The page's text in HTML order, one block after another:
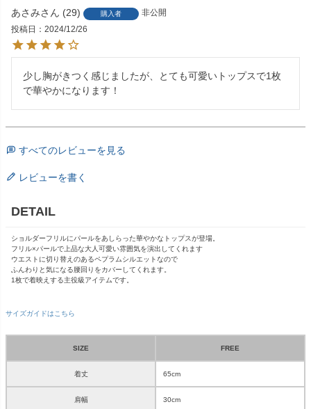
あさみ 29 購入者
非公開
投稿日
2024/12/26
少し胸がきつく感じましたが、とても可愛いトップスで1枚
で華やかになります！
すべてのレビューを見る
レビューを書く
DETAIL
ショルダーフリルにパールをあしらった華やかなトップスが登場。
フリル×パールで上品な大人可愛い雰囲気を演出してくれます
ウエストに切り替えのあるペプラムシルエットなので
ふんわりと気になる腰回りをカバーしてくれます。
1枚で着映えする主役級アイテムです。
サイズガイドはこちら
SIZE FREE
着丈 65cm
肩幅 30cm